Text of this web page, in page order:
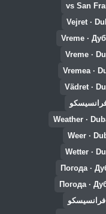
Vejret ·
Vreme ·
Vreme ·
Vremea ·
Vädret ·
Weather ·
Weer ·
Wetter ·
Погода ·
Погода ·